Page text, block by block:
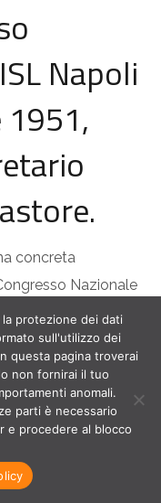
Napoli
concreta
Nazionale
11 novembre 2021)
protezione dei dati
sull'utilizzo dei
questa pagina troverai
non fornirai il tuo
anomali.
parti è necessario
e procedere al blocco